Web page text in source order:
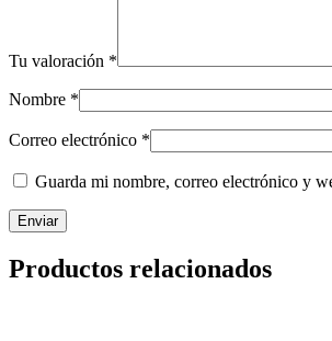
Tu valoración *
Nombre *
Correo electrónico *
Guarda mi nombre, correo electrónico y
Productos relacionados